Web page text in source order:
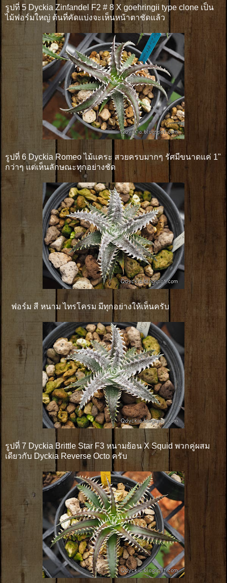
รูปที่ 5 Dyckia Zinfandel F2 # 8 X goehringii type clone เป็น
ไม้ฟอร์มใหญ่ ต้นที่คัดแบ่งจะเห็นหน้าตาชัดแล้ว
รูปที่ 6 Dyckia Romeo ไม้แคระ สวยครบมากๆ รัศมีขนาดแค่ 1"
กว่าๆ แต่เห็นลักษณะทุกอย่างชัด
ฟอร์ม สี หนาม ไทรโครม มีทุกอย่างให้เห็นครับ
รูปที่ 7 Dyckia Brittle Star F3 หนามย้อน X Squid พวกคู่ผสม
เดียวกับ Dyckia Reverse Octo ครับ